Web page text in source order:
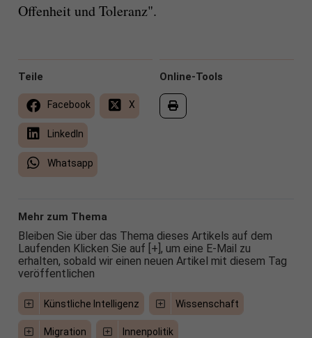
Offenheit und Toleranz".
Online-Tools
Teile
Facebook X
LinkedIn
Whatsapp
Mehr zum Thema
Bleiben Sie über das Thema dieses Artikels auf dem
Laufenden Klicken Sie auf [+], um eine E-Mail zu
erhalten, sobald wir einen neuen Artikel mit diesem Tag
veröffentlichen
Künstliche Intelligenz Wissenschaft
Migration Innenpolitik